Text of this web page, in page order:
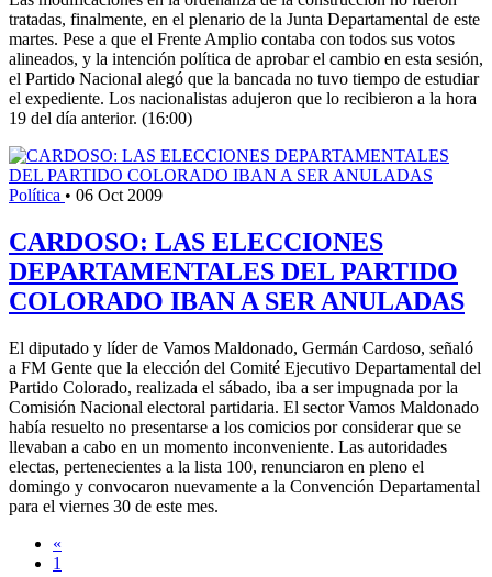
tratadas, finalmente, en el plenario de la Junta Departamental de este
martes. Pese a que el Frente Amplio contaba con todos sus votos
alineados, y la intención política de aprobar el cambio en esta sesión,
el Partido Nacional alegó que la bancada no tuvo tiempo de estudiar
el expediente. Los nacionalistas adujeron que lo recibieron a la hora
19 del día anterior. (16:00)
Política • 06 Oct 2009
CARDOSO: LAS ELECCIONES
DEPARTAMENTALES DEL PARTIDO
COLORADO IBAN A SER ANULADAS
El diputado y líder de Vamos Maldonado, Germán Cardoso, señaló
a FM Gente que la elección del Comité Ejecutivo Departamental del
Partido Colorado, realizada el sábado, iba a ser impugnada por la
Comisión Nacional electoral partidaria. El sector Vamos Maldonado
había resuelto no presentarse a los comicios por considerar que se
llevaban a cabo en un momento inconveniente. Las autoridades
electas, pertenecientes a la lista 100, renunciaron en pleno el
domingo y convocaron nuevamente a la Convención Departamental
para el viernes 30 de este mes.
«
1